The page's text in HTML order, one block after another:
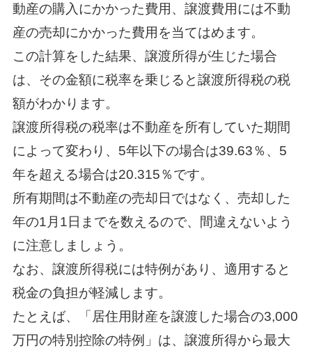
動産の購入にかかった費用、譲渡費用には不動
産の売却にかかった費用を当てはめます。
この計算をした結果、譲渡所得が生じた場合
は、その金額に税率を乗じると譲渡所得税の税
額がわかります。
譲渡所得税の税率は不動産を所有していた期間
によって変わり、5年以下の場合は39.63％、5
年を超える場合は20.315％です。
所有期間は不動産の売却日ではなく、売却した
年の1月1日までを数えるので、間違えないよう
に注意しましょう。
なお、譲渡所得税には特例があり、適用すると
税金の負担が軽減します。
たとえば、「居住用財産を譲渡した場合の3,000
万円の特別控除の特例」は、譲渡所得から最大